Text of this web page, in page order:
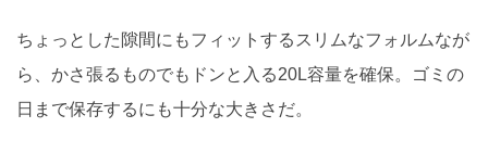
ちょっとした隙間にもフィットするスリムなフォルムなが
ら、かさ張るものでもドンと入る20L容量を確保。ゴミの
日まで保存するにも十分な大きさだ。